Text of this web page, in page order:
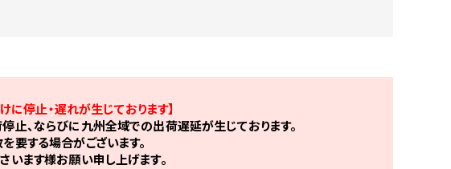
停止・遅れが生じております】
、ならびに九州全域での出荷遅延が生じております。
要する場合がございます。
います様お願い申し上げます。